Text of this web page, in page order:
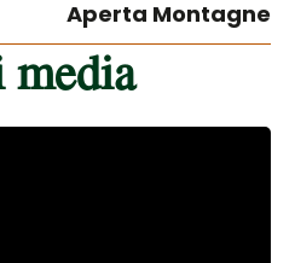
Aperta Montagne